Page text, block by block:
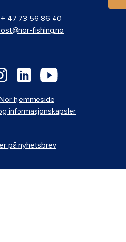
+ 47 73 56 86 40
fishing.no
hjemmeside
informasjonskapsler
på nyhetsbrev